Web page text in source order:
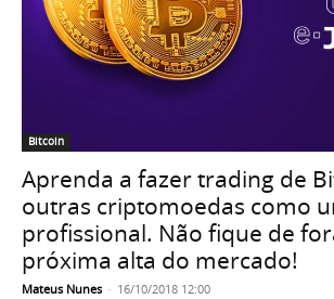
Bitcoin
Aprenda a fazer trading de
outras criptomoedas como
profissional. Não fique de
próxima alta do mercado!
Mateus Nunes - 16/10/2018 12:00